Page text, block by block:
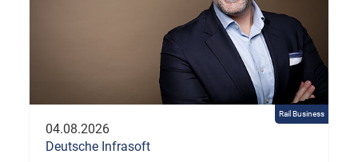
Rail Business
04.08.2026
Deutsche Infrasoft